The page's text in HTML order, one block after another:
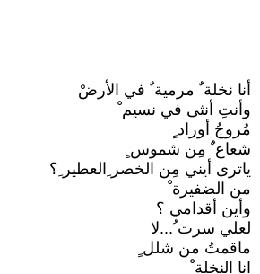
أنا نخلة ٌ مرمية ٌ في الأرضْ
وأنتِ أنثى في نسيم ْ
مُروجُ أوراد ٍ
شعاع ٌ مِن شموس ٍ
ياترى أيني مِن الخصر ِالعطير ِ؟
من الضفيرة ْ
وأين أقدامي ؟
لعلي سرت ُ...لا
ماقمتُ من شلل ٍ
انا النخلة ْ